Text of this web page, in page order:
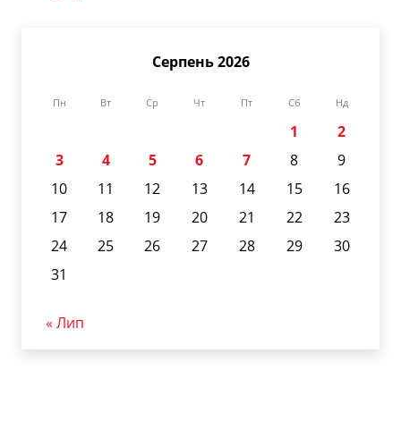
Серпень 2026
Пн Вт Ср Чт Пт Сб Нд
1
2
3
4 5 6 7 8
9
10
11 12 13 14 15
16
17
18 19 20 21 22
23
24
25 26 27 28 29
30
31
« Лип